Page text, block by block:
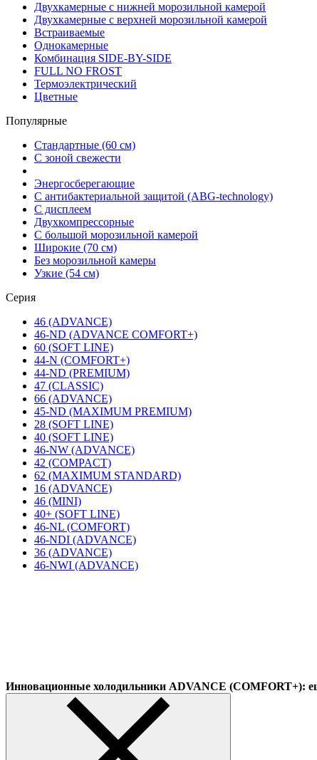
Двухкамерные с нижней морозильной камерой
Двухкамерные с верхней морозильной камерой
Встраиваемые
Однокамерные
Комбинация SIDE-BY-SIDE
FULL NO FROST
Термоэлектрический
Цветные
Популярные
Стандартные (60 см)
С зоной свежести
Энергосберегающие
С антибактериальной защитой (ABG-technology)
С дисплеем
Двухкомпрессорные
С большой морозильной камерой
Широкие (70 см)
Без морозильной камеры
Узкие (54 см)
Серия
46 (ADVANCE)
46-ND (ADVANCE COMFORT+)
60 (SOFT LINE)
44-N (COMFORT+)
44-ND (PREMIUM)
47 (CLASSIC)
66 (ADVANCE)
45-ND (MAXIMUM PREMIUM)
28 (SOFT LINE)
40 (SOFT LINE)
46-NW (ADVANCE)
42 (COMPACT)
62 (MAXIMUM STANDARD)
16 (ADVANCE)
46 (MINI)
40+ (SOFT LINE)
46-NL (COMFORT)
46-NDI (ADVANCE)
36 (ADVANCE)
46-NWI (ADVANCE)
Инновационные холодильники ADVANCE (COMFORT+):